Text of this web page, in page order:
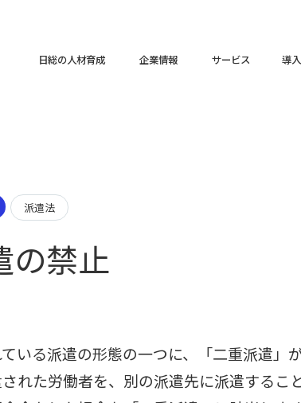
日総の人材育成 企業情報 サービス 導
派遣法
の禁止
いる派遣の形態の一つに、「二重派遣」が
された労働者を、別の派遣先に派遣するこ